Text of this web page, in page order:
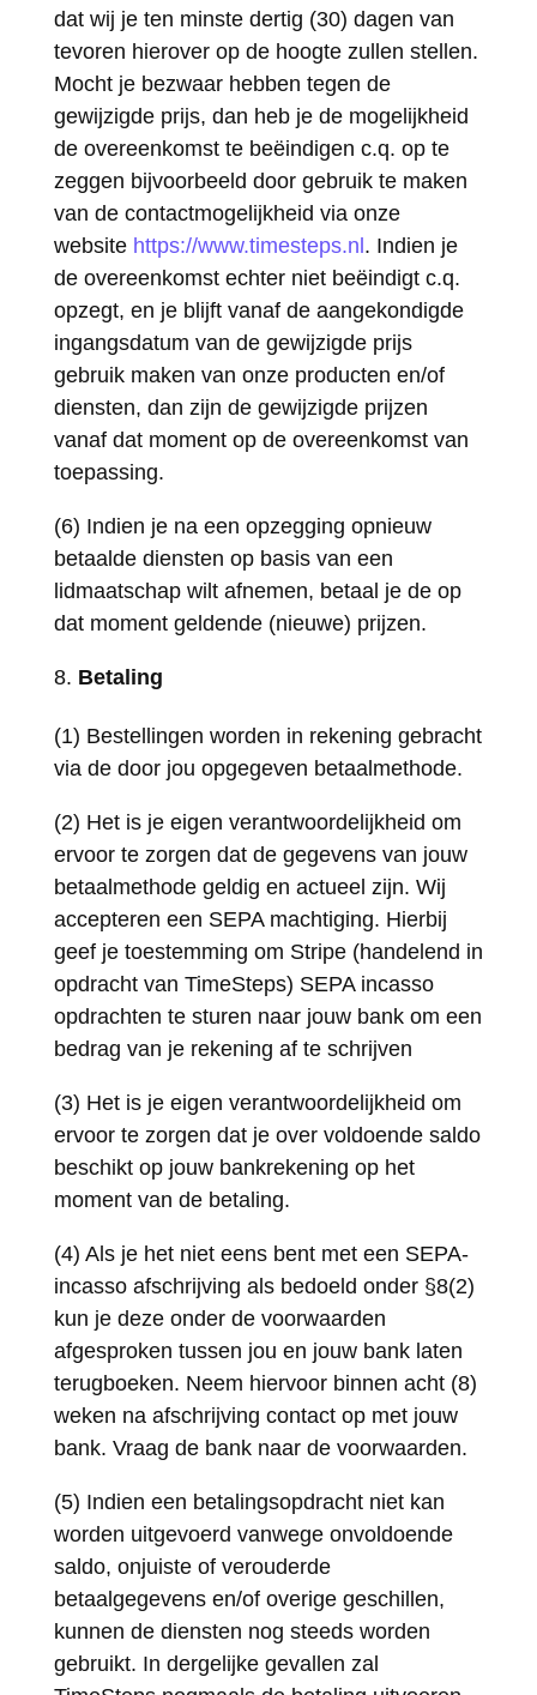
dat wij je ten minste dertig (30) dagen van
tevoren hierover op de hoogte zullen stellen.
Mocht je bezwaar hebben tegen de
gewijzigde prijs, dan heb je de mogelijkheid
de overeenkomst te beëindigen c.q. op te
zeggen bijvoorbeeld door gebruik te maken
van de contactmogelijkheid via onze
website https://www.timesteps.nl . Indien je
de overeenkomst echter niet beëindigt c.q.
opzegt, en je blijft vanaf de aangekondigde
ingangsdatum van de gewijzigde prijs
gebruik maken van onze producten en/of
diensten, dan zijn de gewijzigde prijzen
vanaf dat moment op de overeenkomst van
toepassing.
(6) Indien je na een opzegging opnieuw
betaalde diensten op basis van een
lidmaatschap wilt afnemen, betaal je de op
dat moment geldende (nieuwe) prijzen.
Betaling
(1) Bestellingen worden in rekening gebracht
via de door jou opgegeven betaalmethode.
(2) Het is je eigen verantwoordelijkheid om
ervoor te zorgen dat de gegevens van jouw
betaalmethode geldig en actueel zijn. Wij
accepteren een SEPA machtiging. Hierbij
geef je toestemming om Stripe (handelend in
opdracht van TimeSteps) SEPA incasso
opdrachten te sturen naar jouw bank om een
bedrag van je rekening af te schrijven
(3) Het is je eigen verantwoordelijkheid om
ervoor te zorgen dat je over voldoende saldo
beschikt op jouw bankrekening op het
moment van de betaling.
(4) Als je het niet eens bent met een SEPA-
incasso afschrijving als bedoeld onder §8(2)
kun je deze onder de voorwaarden
afgesproken tussen jou en jouw bank laten
terugboeken. Neem hiervoor binnen acht (8)
weken na afschrijving contact op met jouw
bank. Vraag de bank naar de voorwaarden.
(5) Indien een betalingsopdracht niet kan
worden uitgevoerd vanwege onvoldoende
saldo, onjuiste of verouderde
betaalgegevens en/of overige geschillen,
kunnen de diensten nog steeds worden
gebruikt. In dergelijke gevallen zal